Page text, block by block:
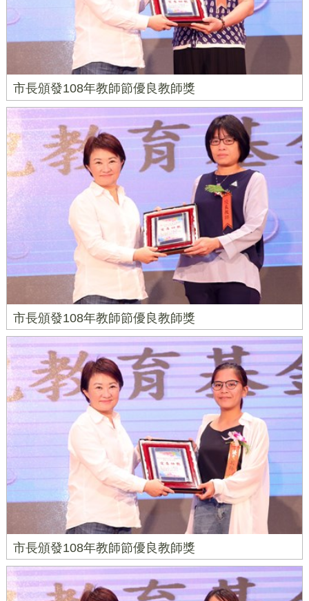
市長頒發108年教師節優良教師獎
市長頒發108年教師節優良教師獎
市長頒發108年教師節優良教師獎